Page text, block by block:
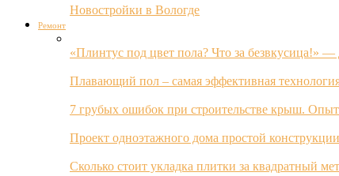
Новостройки в Вологде
Ремонт
«Плинтус под цвет пола? Что за безвкусица!»
Плавающий пол – самая эффективная
7 грубых ошибок при строительстве крыш.
Проект одноэтажного дома простой
Сколько стоит укладка плитки за квадратный